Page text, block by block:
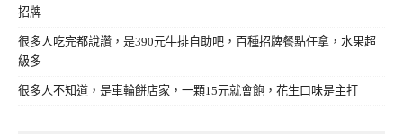
招牌
很多人吃完都說讚，是390元牛排自助吧，百種招牌餐點任拿，水果超
級多
很多人不知道，是車輪餅店家，一顆15元就會飽，花生口味是主打